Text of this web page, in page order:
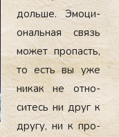
доль­ше. Эмо­ци­
ональ­ная связь
мо­жет про­пасть,
то есть вы уже
ни­как не от­но­
ситесь ни друг к
дру­гу, ни к про­